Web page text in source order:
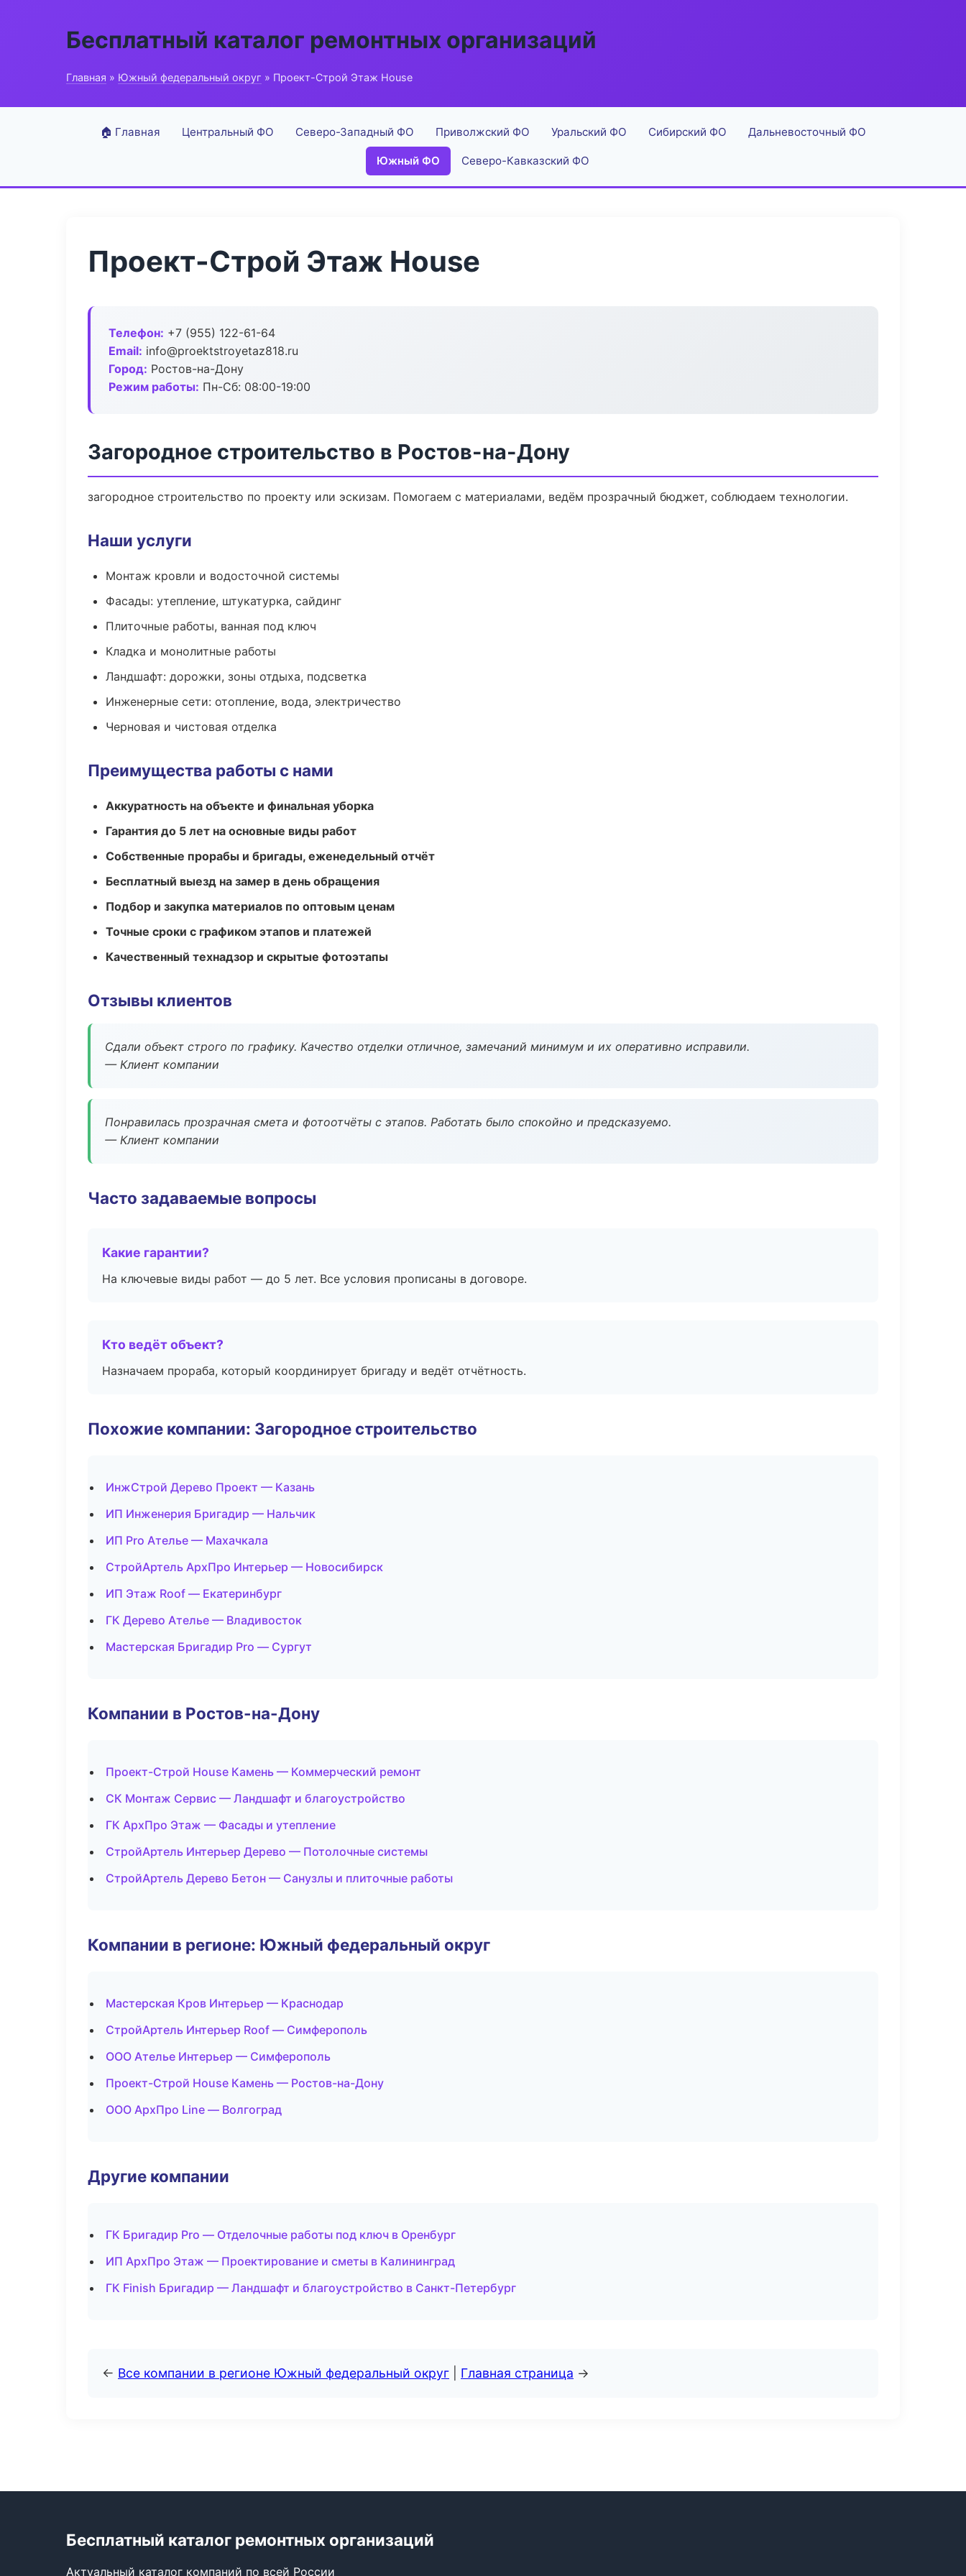
Бесплатный каталог ремонтных организаций
Главная » Южный федеральный округ » Проект-Строй Этаж House
🏠 Главная Центральный ФО Северо-Западный ФО Приволжский ФО Уральский ФО Сибирский ФО Дальневосточный ФО
Южный ФО Северо-Кавказский ФО
Проект-Строй Этаж House
Телефон: +7 (955) 122-61-64
Email: info@proektstroyetaz818.ru
Город: Ростов-на-Дону
Режим работы: Пн-Сб: 08:00-19:00
Загородное строительство в Ростов-на-Дону
загородное строительство по проекту или эскизам. Помогаем с материалами, ведём прозрачный бюджет, соблюдаем технологии.
Наши услуги
Монтаж кровли и водосточной системы
Фасады: утепление, штукатурка, сайдинг
Плиточные работы, ванная под ключ
Кладка и монолитные работы
Ландшафт: дорожки, зоны отдыха, подсветка
Инженерные сети: отопление, вода, электричество
Черновая и чистовая отделка
Преимущества работы с нами
Аккуратность на объекте и финальная уборка
Гарантия до 5 лет на основные виды работ
Собственные прорабы и бригады, еженедельный отчёт
Бесплатный выезд на замер в день обращения
Подбор и закупка материалов по оптовым ценам
Точные сроки с графиком этапов и платежей
Качественный технадзор и скрытые фотоэтапы
Отзывы клиентов
Сдали объект строго по графику. Качество отделки отличное, замечаний минимум и их оперативно исправили.
— Клиент компании
Понравилась прозрачная смета и фотоотчёты с этапов. Работать было спокойно и предсказуемо.
— Клиент компании
Часто задаваемые вопросы
Какие гарантии?
На ключевые виды работ — до 5 лет. Все условия прописаны в договоре.
Кто ведёт объект?
Назначаем прораба, который координирует бригаду и ведёт отчётность.
Похожие компании: Загородное строительство
ИнжСтрой Дерево Проект — Казань
ИП Инженерия Бригадир — Нальчик
ИП Pro Ателье — Махачкала
СтройАртель АрхПро Интерьер — Новосибирск
ИП Этаж Roof — Екатеринбург
ГК Дерево Ателье — Владивосток
Мастерская Бригадир Pro — Сургут
Компании в Ростов-на-Дону
Проект-Строй House Камень — Коммерческий ремонт
СК Монтаж Сервис — Ландшафт и благоустройство
ГК АрхПро Этаж — Фасады и утепление
СтройАртель Интерьер Дерево — Потолочные системы
СтройАртель Дерево Бетон — Санузлы и плиточные работы
Компании в регионе: Южный федеральный округ
Мастерская Кров Интерьер — Краснодар
СтройАртель Интерьер Roof — Симферополь
ООО Ателье Интерьер — Симферополь
Проект-Строй House Камень — Ростов-на-Дону
ООО АрхПро Line — Волгоград
Другие компании
ГК Бригадир Pro — Отделочные работы под ключ в Оренбург
ИП АрхПро Этаж — Проектирование и сметы в Калининград
ГК Finish Бригадир — Ландшафт и благоустройство в Санкт-Петербург
← Все компании в регионе Южный федеральный округ Главная страница →
Бесплатный каталог ремонтных организаций
Актуальный каталог компаний по всей России